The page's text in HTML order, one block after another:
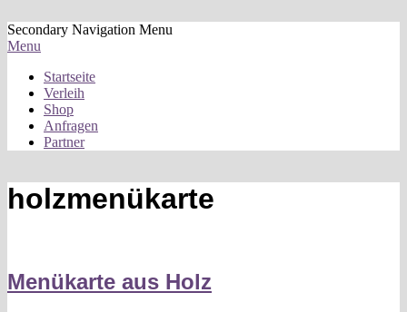
Secondary Navigation Menu
Menu
Startseite
Verleih
Shop
Anfragen
Partner
holzmenükarte
Menükarte aus Holz